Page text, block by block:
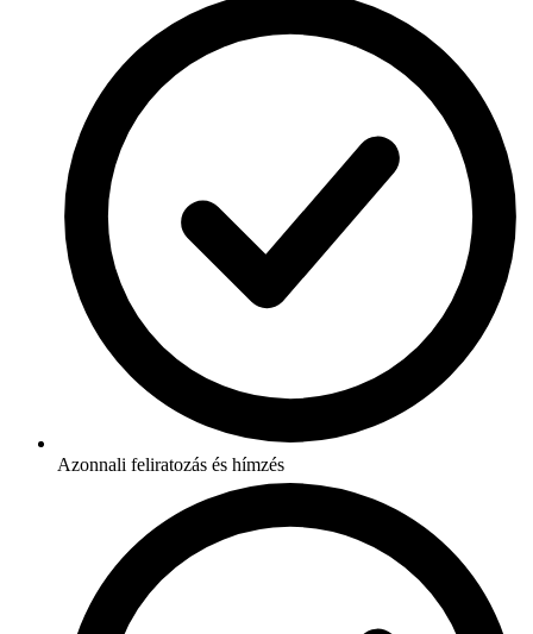
Azonnali feliratozás és hímzés